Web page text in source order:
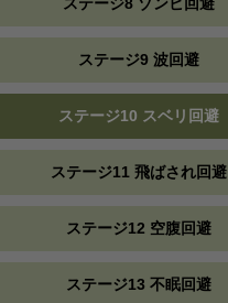
ステージ9 波回避
ステージ10 スベリ回避
ステージ11 飛ばされ回避
ステージ12 空腹回避
ステージ13 不眠回避